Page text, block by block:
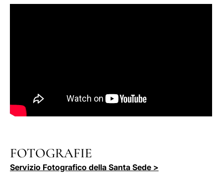
FOTOGRAFIE
Servizio Fotografico della Santa Sede >